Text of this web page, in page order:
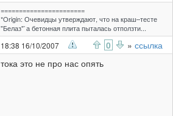
=======================
*Origin: Очевидцы утверждают, что на краш–тесте
"Белаз"`а бетонная плита пыталась отползти...
18:38 16/10/2007 0 » ссылка
тока это не про нас опять